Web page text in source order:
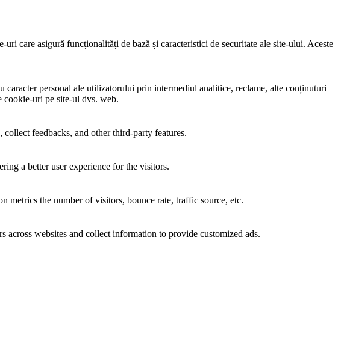
care asigură funcționalități de bază și caracteristici de securitate ale site-ului. Aceste
personal ale utilizatorului prin intermediul analitice, reclame, alte conținuturi
cookie-uri pe site-ul dvs. web.
feedbacks, and other third-party features.
a better user experience for the visitors.
metrics the number of visitors, bounce rate, traffic source, etc.
websites and collect information to provide customized ads.